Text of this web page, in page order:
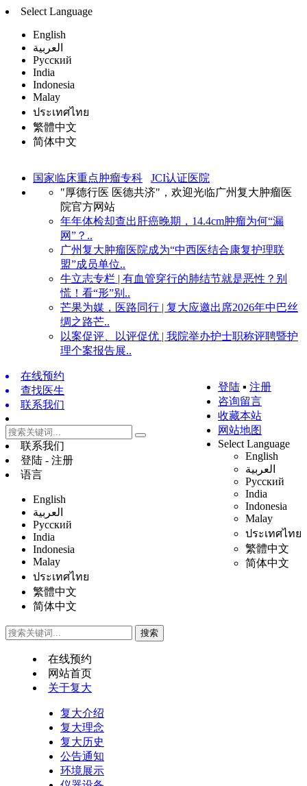
Select Language
English
العربية
Русский
India
Indonesia
Malay
ประเทศไทย
繁體中文
简体中文
国家临床重点肿瘤专科
JCI认证医院
"厚德行医 医德共济"，欢迎光临广州复大肿瘤医
院官方网站
年年体检却查出肝癌晚期，14.4cm肿瘤为何“漏
网”？..
广州复大肿瘤医院成为“中西医结合康复护理联
盟”成员单位..
牛立志专栏 | 有血管穿行的肺结节就是恶性？别
慌！看“形”别..
芒果为媒，医路同行 | 复大应邀出席2026年中巴丝
绸之路芒..
以案促评、以评促优 | 我院举办护士职称评聘暨护
理个案报告展..
登陆 ▪ 注册
咨询留言
收藏本站
网站地图
Select Language
English
العربية
Русский
India
Indonesia
Malay
ประเทศไทย
繁體中文
简体中文
在线预约
查找医生
联系我们
联系我们
登陆 - 注册
语言
English
العربية
Русский
India
Indonesia
Malay
ประเทศไทย
繁體中文
简体中文
在线预约
网站首页
关于复大
复大介绍
复大理念
复大历史
公告通知
环境展示